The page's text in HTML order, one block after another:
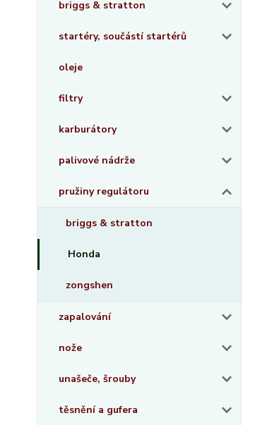
briggs & stratton
startéry, součástí startérů
oleje
filtry
karburátory
palivové nádrže
pružiny regulátoru
briggs & stratton
Honda
zongshen
zapalování
nože
unašeče, šrouby
těsnění a gufera